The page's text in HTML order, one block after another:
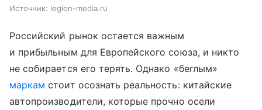
Источник: legion-media.ru
Российский рынок остается важным
и прибыльным для Европейского союза, и никто
не собирается его терять. Однако «беглым»
маркам стоит осознать реальность: китайские
автопроизводители, которые прочно осели